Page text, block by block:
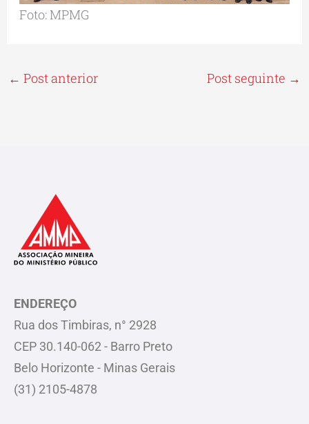
Foto: MPMG
← Post anterior Post seguinte →
ENDEREÇO
Rua dos Timbiras, n° 2928
CEP 30.140-062 - Barro Preto
Belo Horizonte - Minas Gerais
(31) 2105-4878